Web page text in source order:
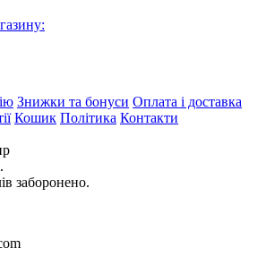
Знижки та бонуси Оплата і доставка
Кошик Політика Контакти
заборонено.